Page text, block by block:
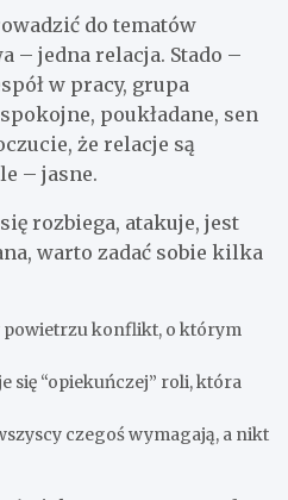
do tematów
– jedna relacja. Stado –
w pracy, grupa
poukładane, sen
że relacje są
– jasne.
rozbiega, atakuje, jest
warto zadać sobie kilka
powietrzu konflikt, o którym
się “opiekuńczej” roli, która
czegoś wymagają, a nikt